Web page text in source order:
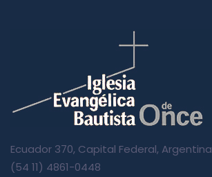
Ecuador 370, Capital Federal, Argentina
(54 11) 4861-0448